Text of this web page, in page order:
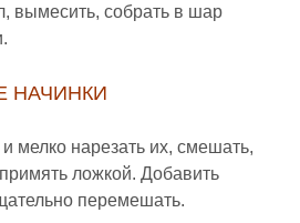
вымесить, собрать в шар
НАЧИНКИ
мелко нарезать их, смешать,
ложкой. Добавить
перемешать.